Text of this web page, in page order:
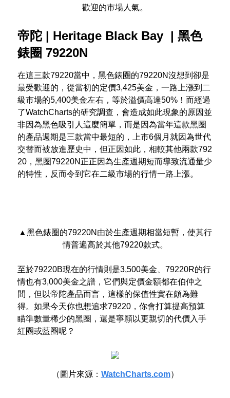
歡迎的市場人氣。
帝陀 | Heritage Black Bay | 黑色
錶圈 79220N
在這三款79220當中，黑色錶圈的79220N沒想到卻是
最受歡迎的，從當初的定價3,425美金，一路上漲到二
級市場的5,400美金左右，等於溢價高達50%！而經過
了WatchCharts的研究調查，會造成如此現象的原因並
非因為黑色吸引人這麼簡單，而是因為當年這款黑圈
的產品週期是三款當中最短的，上市6個月就因為世代
交替而被放進歷史中，但正因如此，相較其他兩款792
20，黑圈79220N正正因為生產週期短而導致流通量少
的特性，反而令到它在二級市場的行情一路上漲。
▲黑色錶圈的79220N由於生產週期相當短暫，使其行
情普遍高於其他79220款式。
至於79220B現在的行情則是3,500美金、79220R的行
情也有3,000美金之譜，它們與定價金額都在伯仲之
間，但以帝陀產品而言，這樣的保值性實在頗為難
得。如果今天你也想追求79220，你會打算提高預算
瞄準數量稀少的黑圈，還是寧願以更親切的代價入手
紅圈或藍圈呢？
（圖片來源： WatchCharts.com）